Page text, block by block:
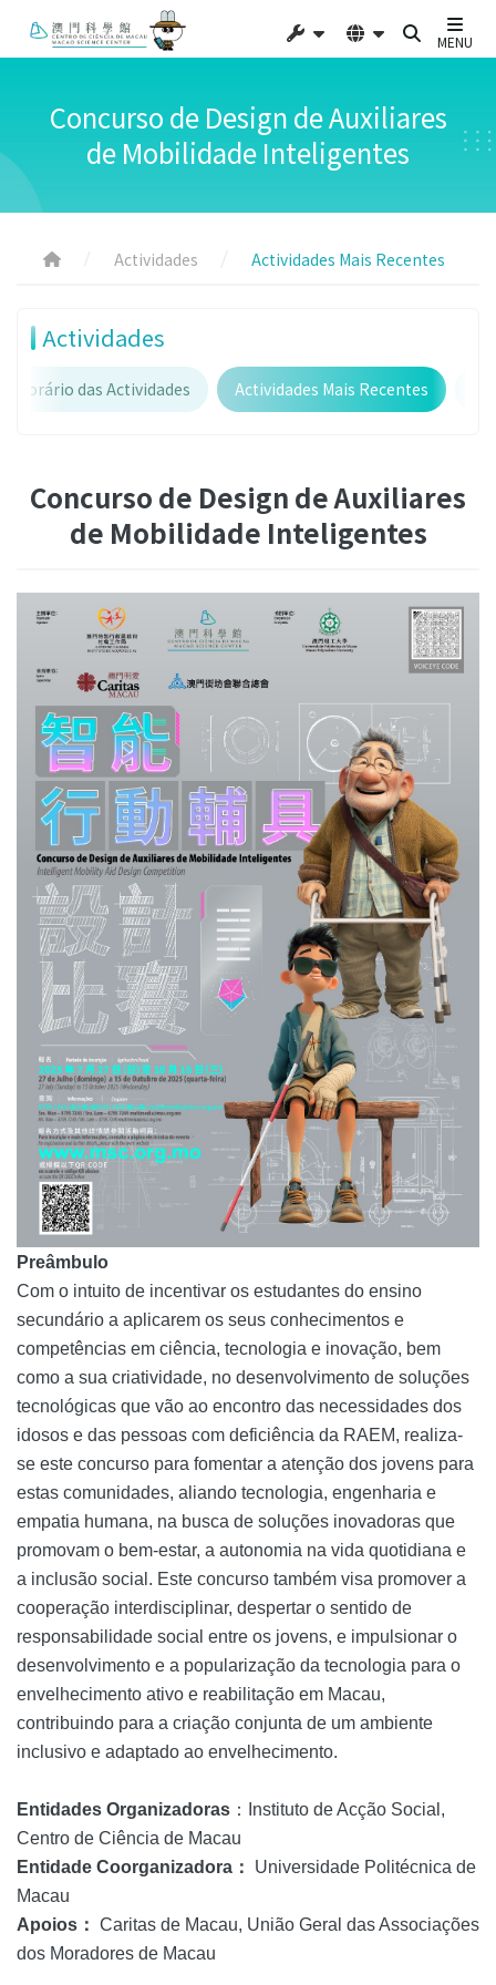
MENU
Concurso de Design de Auxiliares
de Mobilidade Inteligentes
Actividades Actividades Mais Recentes
Actividades
Horário das Actividades Actividades Mais Recentes
Concurso de Design de Auxiliares
de Mobilidade Inteligentes
Preâmbulo
Com o intuito de incentivar os estudantes do ensino
secundário a aplicarem os seus conhecimentos e
competências em ciência, tecnologia e inovação, bem
como a sua criatividade, no desenvolvimento de soluções
tecnológicas que vão ao encontro das necessidades dos
idosos e das pessoas com deficiência da RAEM, realiza-
se este concurso para fomentar a atenção dos jovens para
estas comunidades, aliando tecnologia, engenharia e
empatia humana, na busca de soluções inovadoras que
promovam o bem-estar, a autonomia na vida quotidiana e
a inclusão social. Este concurso também visa promover a
cooperação interdisciplinar, despertar o sentido de
responsabilidade social entre os jovens, e impulsionar o
desenvolvimento e a popularização da tecnologia para o
envelhecimento ativo e reabilitação em Macau,
contribuindo para a criação conjunta de um ambiente
inclusivo e adaptado ao envelhecimento.
Entidades Organizadoras ：
Instituto de Acção Social,
Centro de Ciência de Macau
Entidade Coorganizadora ：
Universidade Politécnica de
Macau
Apoios ： Caritas de Macau, União Geral das Associações
dos Moradores de Macau